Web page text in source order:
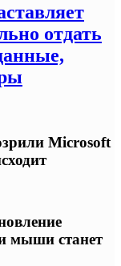
отдать
Microsoft
мыши станет